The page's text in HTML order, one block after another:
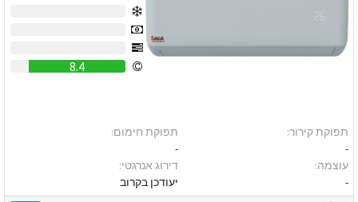
8.4
תפוקת קירור:
-
עוצמה:
-
תפוקת חימום:
-
דירוג אנרגטי:
יעודכן בקרוב